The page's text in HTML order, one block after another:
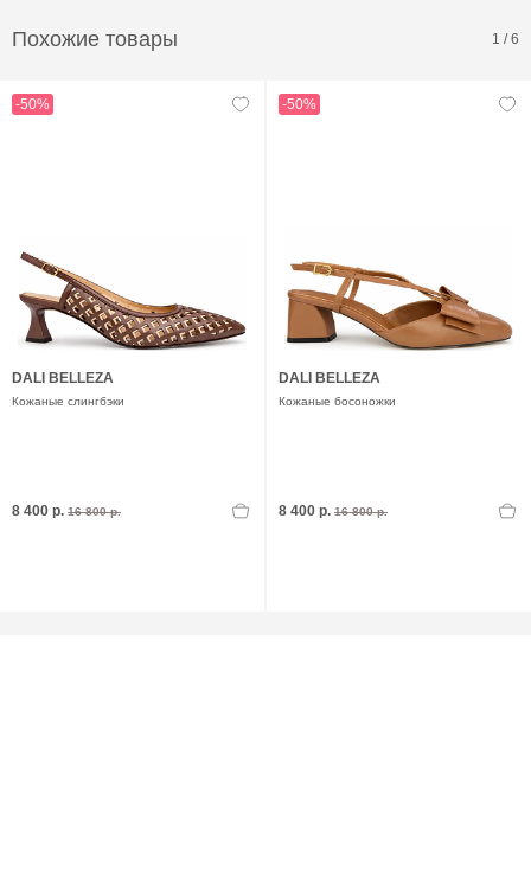
Похожие товары 1 /6
-50%
DALI BELLEZA
Кожаные слингбэки
8 400 р. 16 800 р.
-50%
DALI BELLEZA
Кожаные босоножки
8 400 р. 16 800 р.